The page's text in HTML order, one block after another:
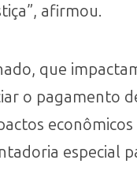
afirmou.
que
o pagamento
especial